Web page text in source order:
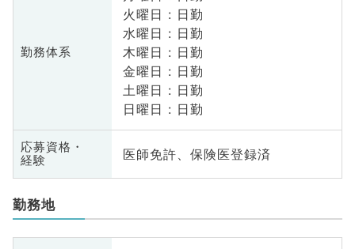
勤務体系
火曜日 : 日勤
水曜日 : 日勤
木曜日 : 日勤
金曜日 : 日勤
土曜日 : 日勤
日曜日 : 日勤
応募資格・
経験
医師免許、保険医登録済
勤務地